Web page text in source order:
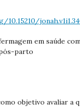
em saúde
parto
objetivo avaliar a